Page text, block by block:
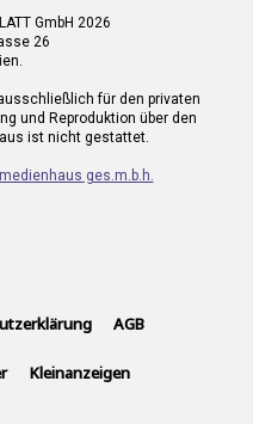
GmbH 2026
26
für den privaten
und Reproduktion über den
ist nicht gestattet.
ges.m.b.h.
AGB
Kleinanzeigen